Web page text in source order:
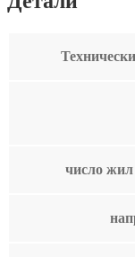
число